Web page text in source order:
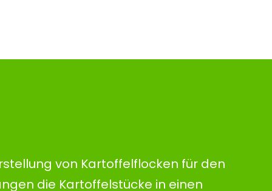
von Kartoffelflocken für den
die Kartoffelstücke in einen